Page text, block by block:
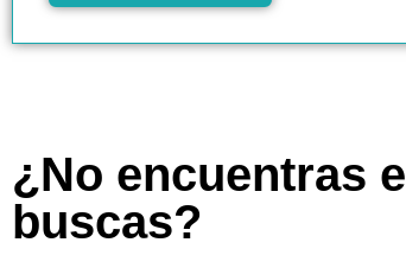
¿No encuentras
buscas?